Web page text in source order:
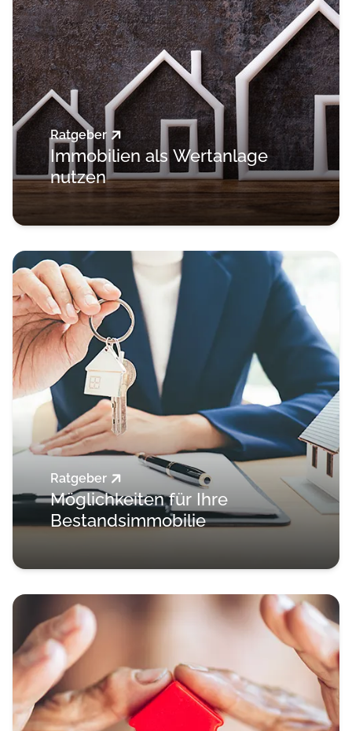
Ratgeber
Immobilien als Wertanlage
nutzen
Ratgeber
Möglichkeiten für Ihre
Bestandsimmobilie